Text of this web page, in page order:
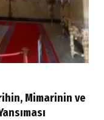
Mimarinin ve